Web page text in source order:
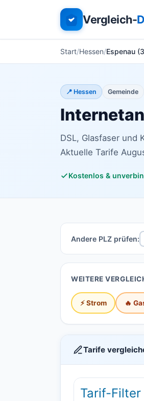
Vergleich-
Start Hessen Espenau
📍 Hessen Gemeinde
DSL, Glasfaser und
Aktuelle Tarife
Kostenlos &
Andere PLZ prüfen:
WEITERE
⚡ Strom 🔥
Tarife